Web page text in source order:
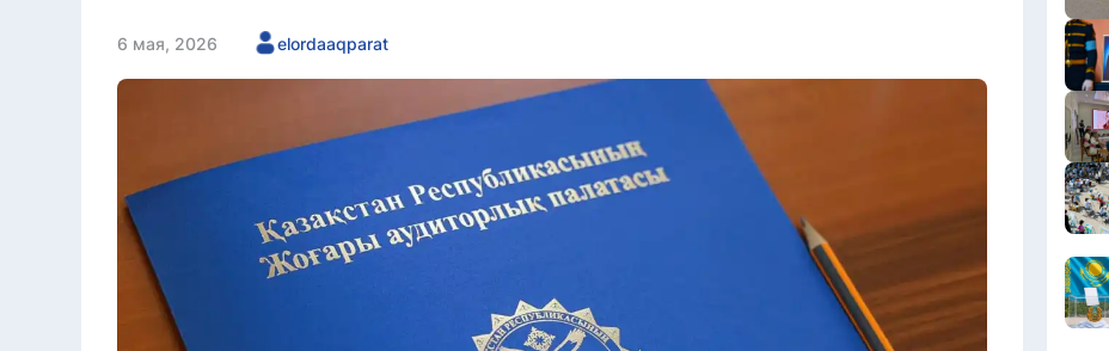
6 мая, 2026 elordaaqparat